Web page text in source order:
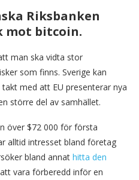
Riksbanken
bitcoin.
man ska vidta stor
som finns. Sverige kan
med att EU presenterar nya
större del av samhället.
över $72 000 för första
alltid intresset bland företag
bland annat hitta den
vara förberedd inför en